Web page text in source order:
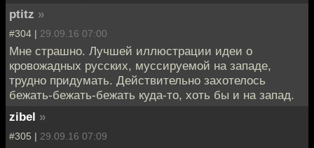
ptitz »
#304 | 29.09.16 07:00
Мне страшно. Лучшей иллюстрации идеи о
кровожадных русских, муссируемой на западе,
трудно придумать. Действительно захотелось
бежать-бежать-бежать куда-то, хоть бы и на запад.
zibel »
#305 | 29.09.16 07:09